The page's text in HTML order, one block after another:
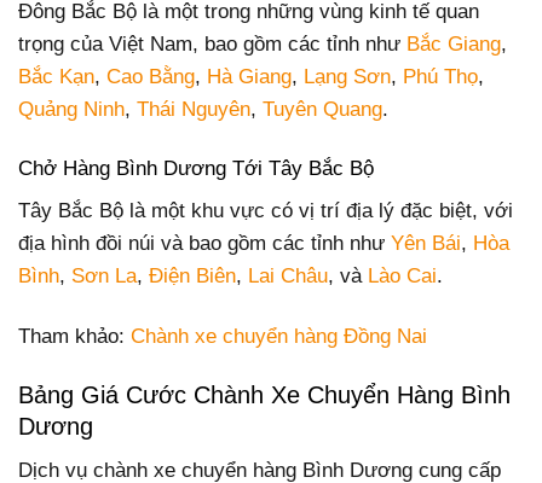
Đông Bắc Bộ là một trong những vùng kinh tế quan
trọng của Việt Nam, bao gồm các tỉnh như Bắc Giang,
Bắc Kạn, Cao Bằng, Hà Giang, Lạng Sơn, Phú Thọ,
Quảng Ninh, Thái Nguyên, Tuyên Quang.
Chở Hàng Bình Dương Tới Tây Bắc Bộ
Tây Bắc Bộ là một khu vực có vị trí địa lý đặc biệt, với
địa hình đồi núi và bao gồm các tỉnh như Yên Bái, Hòa
Bình, Sơn La, Điện Biên, Lai Châu, và Lào Cai.
Tham khảo: Chành xe chuyển hàng Đồng Nai
Bảng Giá Cước Chành Xe Chuyển Hàng Bình
Dương
Dịch vụ chành xe chuyển hàng Bình Dương cung cấp